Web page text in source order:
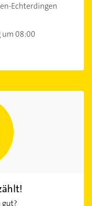
Echterdingen
08:00